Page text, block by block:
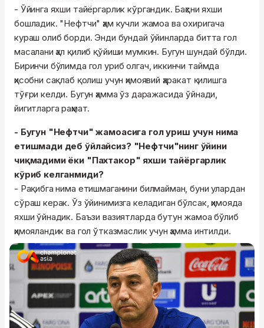
- Ўйинга яхши тайёргарлик кўргандик. Баҳсни яхши
бошладик. "Нефтчи" ҳам кучли жамоа ва охиригача
кураш олиб борди. Энди бундай ўйинларда битта гол
масалани ҳал қилиб қўйиши мумкин. Бугун шундай бўлди.
Биринчи бўлимда гол уриб олгач, иккинчи таймда
ҳисобни сақлаб қолиш учун ҳимоявий ҳаракат қилишга
тўғри келди. Бугун ҳамма ўз даражасида ўйнади,
йигитларга раҳмат.
- Бугун "Нефтчи" жамоасига гол уриш учун нима
етишмади деб ўйлайсиз? "Нефтчи"нинг ўйини
чиқмадими ёки "Пахтакор" яхши тайёргарлик
кўриб келганмиди?
- Рақибга нима етишмаганини билмайман, буни улардан
сўраш керак. Ўз ўйинимизга келадиган бўлсак, ҳимояда
яхши ўйнадик. Баъзи вазиятларда бутун жамоа бўлиб
ҳимояландик ва гол ўтказмаслик учун ҳамма интилди.